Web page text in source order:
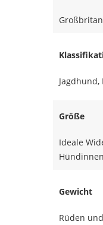
Größe
Ideale
Gewicht
Rüden